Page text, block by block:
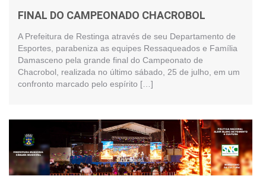
FINAL DO CAMPEONADO CHACROBOL
A Prefeitura de Restinga através de seu Departamento de
Esportes, parabeniza as equipes Ressaqueados e Família
Damasceno pela grande final do Campeonato de
Chacrobol, realizada no último sábado, 25 de julho, em um
confronto marcado pelo espírito […]